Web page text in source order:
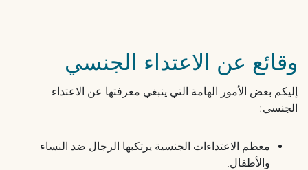
وقائع عن الاعتداء الجنسي
إليكم بعض الأمور الهامة التي ينبغي معرفتها عن الاعتداء
الجنسي:
معظم الاعتداءات الجنسية يرتكبها الرجال ضد النساء
والأطفال.